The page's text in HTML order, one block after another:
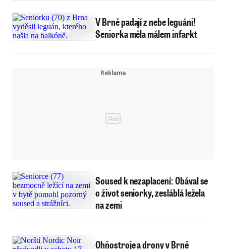
V Brně padají z nebe leguáni!
Seniorka měla málem infarkt
Soused k nezaplacení: Obával se
o život seniorky, zesláblá ležela
na zemi
Ohňostroje a drony v Brně